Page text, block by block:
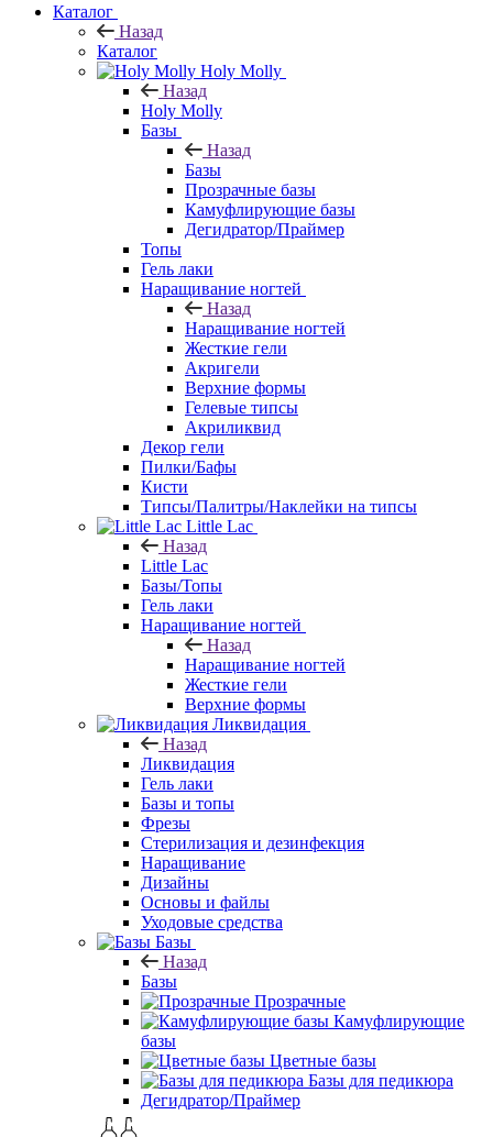
Каталог
Назад
Каталог
Holy Molly
Назад
Holy Molly
Базы
Назад
Базы
Прозрачные базы
Камуфлирующие базы
Дегидратор/Праймер
Топы
Гель лаки
Наращивание ногтей
Назад
Наращивание ногтей
Жесткие гели
Акригели
Верхние формы
Гелевые типсы
Акриликвид
Декор гели
Пилки/Бафы
Кисти
Типсы/Палитры/Наклейки на типсы
Little Lac
Назад
Little Lac
Базы/Топы
Гель лаки
Наращивание ногтей
Назад
Наращивание ногтей
Жесткие гели
Верхние формы
Ликвидация
Назад
Ликвидация
Гель лаки
Базы и топы
Фрезы
Стерилизация и дезинфекция
Наращивание
Дизайны
Основы и файлы
Уходовые средства
Базы
Назад
Базы
Прозрачные
Камуфлирующие
базы
Цветные базы
Базы для педикюра
Дегидратор/Праймер